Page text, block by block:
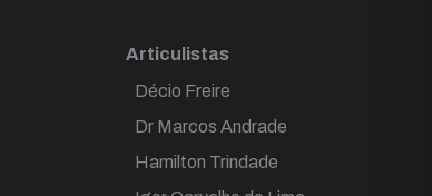
Articulistas
Décio Freire
Dr Marcos Andrade
Hamilton Trindade